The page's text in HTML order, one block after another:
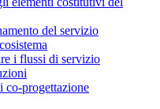
del servizio
i flussi di servizio
co-progettazione